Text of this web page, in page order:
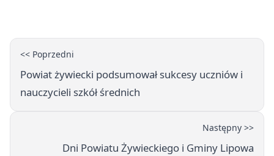
<< Poprzedni
Powiat żywiecki podsumował sukcesy uczniów i
nauczycieli szkół średnich
Następny >>
Dni Powiatu Żywieckiego i Gminy Lipowa